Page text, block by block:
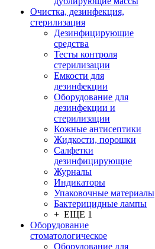
Очистка, дезинфекция,
стерилизация
Дезинфицирующие
средства
Тесты контроля
стерилизации
Емкости для
дезинфекции
Оборудование для
дезинфекции и
стерилизации
Кожные антисептики
Жидкости, порошки
Салфетки
дезинфицирующие
Журналы
Индикаторы
Упаковочные материалы
Бактерицидные лампы
+ ЕЩЕ 1
Оборудование
стоматологическое
Оборудование для